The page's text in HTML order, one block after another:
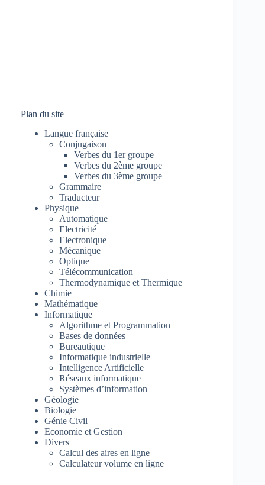
Plan du site
Langue française
Conjugaison
Verbes du 1er groupe
Verbes du 2ème groupe
Verbes du 3ème groupe
Grammaire
Traducteur
Physique
Automatique
Electricité
Electronique
Mécanique
Optique
Télécommunication
Thermodynamique et Thermique
Chimie
Mathématique
Informatique
Algorithme et Programmation
Bases de données
Bureautique
Informatique industrielle
Intelligence Artificielle
Réseaux informatique
Systèmes d’information
Géologie
Biologie
Génie Civil
Economie et Gestion
Divers
Calcul des aires en ligne
Calculateur volume en ligne